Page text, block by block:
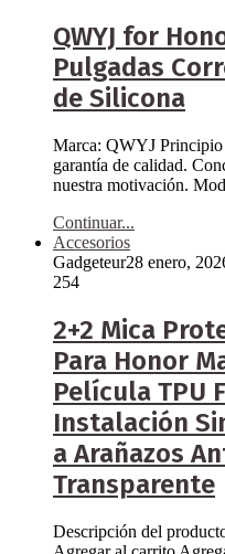
QWYJ for
Pulgadas
de Silicona
Marca: QWYJ
garantía de calidad.
nuestra motivación.
Continuar...
Accesorios
Gadgeteur28 enero,
254
2+2 Mica
Para Honor
Película TPU
Instalación
a Arañazos
Transparente
Descripción del